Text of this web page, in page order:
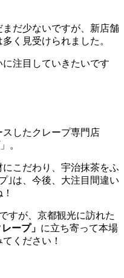
だ少ないですが、新店舗
く見受けられました。
注目していきたいです
したクレープ専門店
。
こだわり、宇治抹茶をふ
｣は、今後、大注目間違い
すが、京都観光に訪れた
ープ」 に立ち寄って本場
ください！